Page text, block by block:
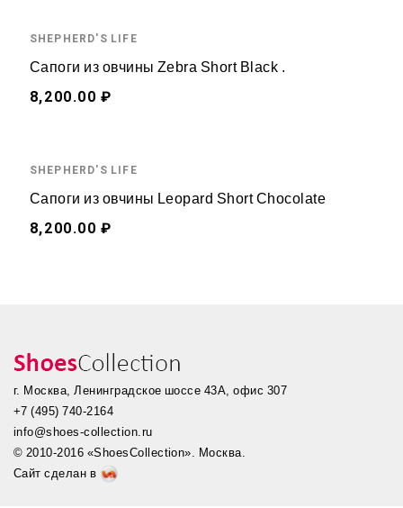
SHEPHERD'S LIFE
Сапоги из овчины Zebra Short Black .
8,200.00 ₽
SHEPHERD'S LIFE
Сапоги из овчины Leopard Short Chocolate
8,200.00 ₽
г. Москва, Ленинградское шоссе 43А, офис 307
+7 (495) 740-2164
info@shoes-collection.ru
© 2010-2016 «ShoesCollection». Москва.
Сайт сделан в